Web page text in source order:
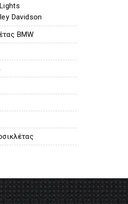
Davidson
BMW